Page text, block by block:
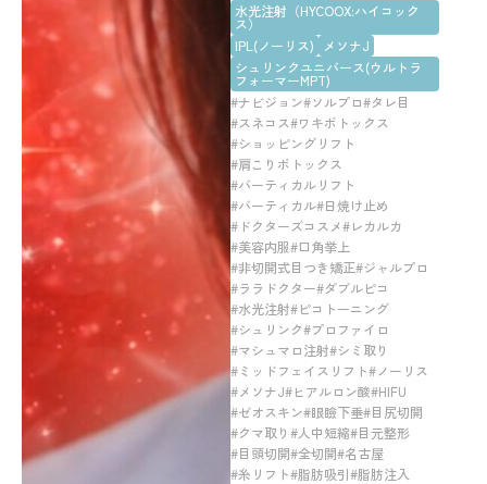
水光注射（HYCOOX:ハイコック
ス）
IPL(ノーリス)
メソナJ
シュリンクユニバース(ウルトラ
フォーマーMPT)
#ナビジョン#ソルプロ#タレ目
#スネコス#ワキボトックス
#ショッピングリフト
#肩こりボトックス
#バーティカルリフト
#バーティカル#日焼け止め
#ドクターズコスメ#レカルカ
#美容内服#口角挙上
#非切開式目つき矯正#ジャルプロ
#ララドクター#ダブルピコ
#水光注射#ピコトーニング
#シュリンク#プロファイロ
#マシュマロ注射#シミ取り
#ミッドフェイスリフト#ノーリス
#メソナJ#ヒアルロン酸#HIFU
#ゼオスキン#眼瞼下垂#目尻切開
#クマ取り #人中短縮#目元整形
#目頭切開#全切開#名古屋
#糸リフト#脂肪吸引#脂肪注入